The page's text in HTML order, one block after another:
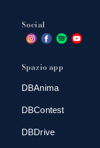
Social
Spazio app
DBAnima
DBContest
DBDrive